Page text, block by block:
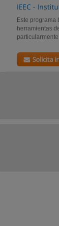
IEEC -
Este
herramientas
Solicita